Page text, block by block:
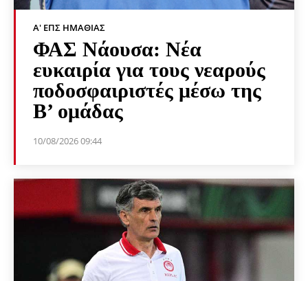
Α' ΕΠΣ ΗΜΑΘΊΑΣ
ΦΑΣ Νάουσα: Νέα
ευκαιρία για τους νεαρούς
ποδοσφαιριστές μέσω της
Β’ ομάδας
10/08/2026 09:44